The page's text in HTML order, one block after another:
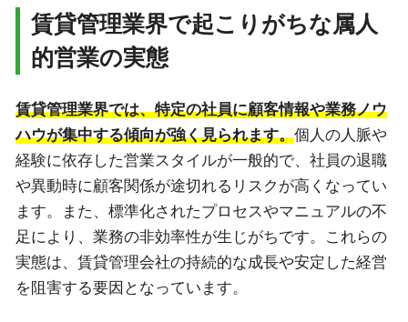
賃貸管理業界で起こりがちな属人
的営業の実態
賃貸管理業界では、特定の社員に顧客情報や業務ノウ
ハウが集中する傾向が強く見られます。個人の人脈や
経験に依存した営業スタイルが一般的で、社員の退職
や異動時に顧客関係が途切れるリスクが高くなってい
ます。また、標準化されたプロセスやマニュアルの不
足により、業務の非効率性が生じがちです。これらの
実態は、賃貸管理会社の持続的な成長や安定した経営
を阻害する要因となっています。